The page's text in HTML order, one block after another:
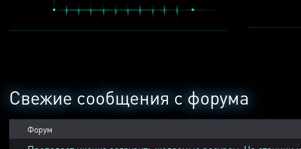
Свежие сообщения с форума
Форум